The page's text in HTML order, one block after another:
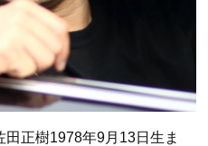
田正樹1978年9月13日生ま